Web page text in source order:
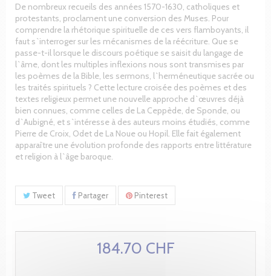
De nombreux recueils des années 1570-1630, catholiques et
protestants, proclament une conversion des Muses. Pour
comprendre la rhétorique spirituelle de ces vers flamboyants, il
faut s`interroger sur les mécanismes de la réécriture. Que se
passe-t-il lorsque le discours poétique se saisit du langage de
l`âme, dont les multiples inflexions nous sont transmises par
les poèmes de la Bible, les sermons, l`herméneutique sacrée ou
les traités spirituels ? Cette lecture croisée des poèmes et des
textes religieux permet une nouvelle approche d`œuvres déjà
bien connues, comme celles de La Ceppède, de Sponde, ou
d`Aubigné, et s`intéresse à des auteurs moins étudiés, comme
Pierre de Croix, Odet de La Noue ou Hopil. Elle fait également
apparaître une évolution profonde des rapports entre littérature
et religion à l`âge baroque.
Tweet Partager Pinterest
184.70 CHF